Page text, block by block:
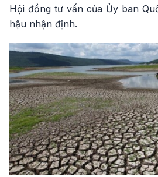
Hội đồng tư vấn của Ủy ban
hậu nhận định.